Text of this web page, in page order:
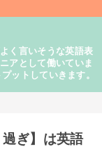
く言いそうな英語表
アとして働いていま
ットしていきます。
過ぎ】は英語